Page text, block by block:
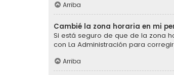
Arriba
Cambié la zona horaria en mi
Si está seguro de que de la zona
con La Administración para
Arriba